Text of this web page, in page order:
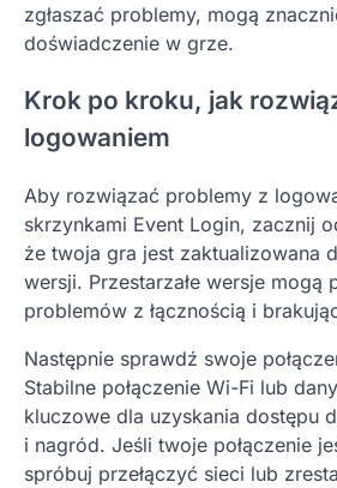
zgłaszać problemy, mogą
doświadczenie w grze.
Krok po kroku, jak
logowaniem
Aby rozwiązać problemy z
skrzynkami Event Login, zacznij
że twoja gra jest zaktualizowana
wersji. Przestarzałe wersje mogą
problemów z łącznością i
Następnie sprawdź swoje
Stabilne połączenie Wi-Fi lub
kluczowe dla uzyskania dostępu
i nagród. Jeśli twoje połączenie
spróbuj przełączyć sieci lub